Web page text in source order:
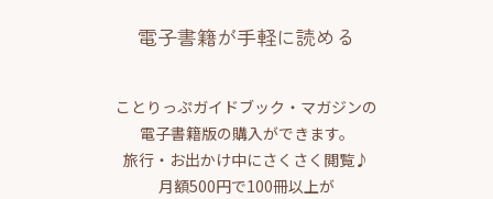
電子書籍が手軽に読める
ことりっぷガイドブック・マガジンの
電子書籍版の購入ができます。
旅行・お出かけ中にさくさく閲覧♪
月額500円で100冊以上が